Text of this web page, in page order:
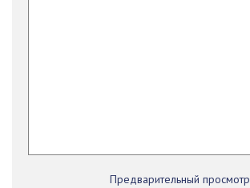
Предварительный просмотр